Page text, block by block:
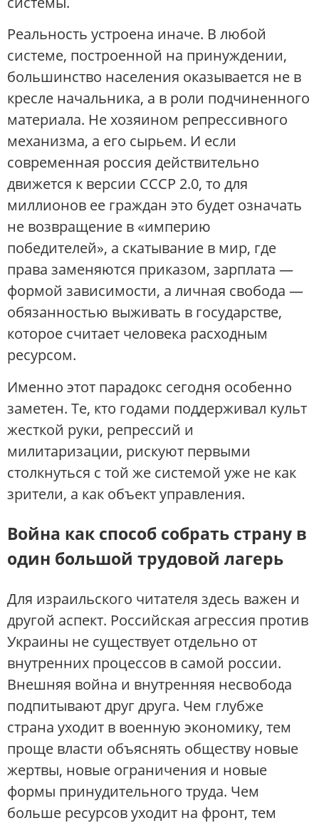
Реальность устроена иначе. В любой
системе, построенной на принуждении,
большинство населения оказывается не в
кресле начальника, а в роли подчиненного
материала. Не хозяином репрессивного
механизма, а его сырьем. И если
современная россия действительно
движется к версии СССР 2.0, то для
миллионов ее граждан это будет означать
не возвращение в «империю
победителей», а скатывание в мир, где
права заменяются приказом, зарплата —
формой зависимости, а личная свобода —
обязанностью выживать в государстве,
которое считает человека расходным
ресурсом.
Именно этот парадокс сегодня особенно
заметен. Те, кто годами поддерживал культ
жесткой руки, репрессий и
милитаризации, рискуют первыми
столкнуться с той же системой уже не как
зрители, а как объект управления.
Война как способ собрать страну в
один большой трудовой лагерь
Для израильского читателя здесь важен и
другой аспект. Российская агрессия против
Украины не существует отдельно от
внутренних процессов в самой россии.
Внешняя война и внутренняя несвобода
подпитывают друг друга. Чем глубже
страна уходит в военную экономику, тем
проще власти объяснять обществу новые
жертвы, новые ограничения и новые
формы принудительного труда. Чем
больше ресурсов уходит на фронт, тем